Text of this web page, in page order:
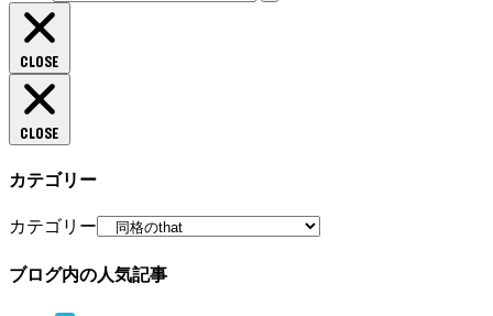
CLOSE
CLOSE
カテゴリー
カテゴリー
ブログ内の人気記事